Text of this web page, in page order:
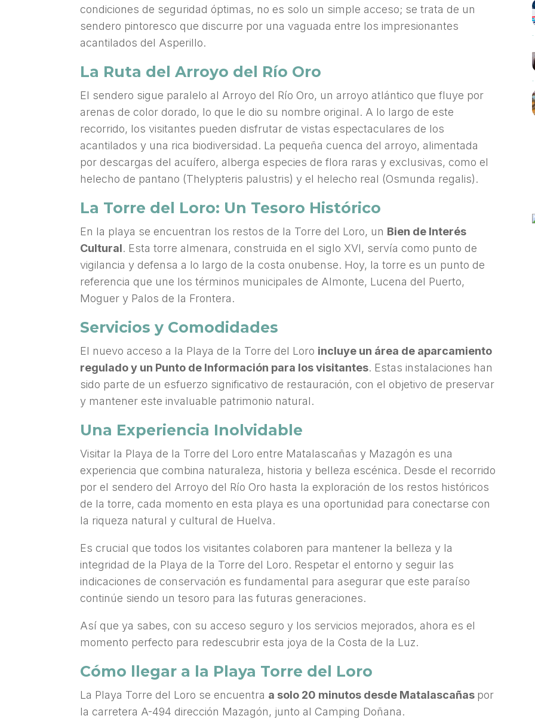
condiciones de seguridad óptimas, no es solo un simple acceso; se trata de un
sendero pintoresco que discurre por una vaguada entre los impresionantes
acantilados del Asperillo.
La Ruta del Arroyo del Río Oro
El sendero sigue paralelo al Arroyo del Río Oro, un arroyo atlántico que fluye por
arenas de color dorado, lo que le dio su nombre original. A lo largo de este
recorrido, los visitantes pueden disfrutar de vistas espectaculares de los
acantilados y una rica biodiversidad. La pequeña cuenca del arroyo, alimentada
por descargas del acuífero, alberga especies de flora raras y exclusivas, como el
helecho de pantano (Thelypteris palustris) y el helecho real (Osmunda regalis).
La Torre del Loro: Un Tesoro Histórico
En la playa se encuentran los restos de la Torre del Loro, un Bien de Interés
Cultural. Esta torre almenara, construida en el siglo XVI, servía como punto de
vigilancia y defensa a lo largo de la costa onubense. Hoy, la torre es un punto de
referencia que une los términos municipales de Almonte, Lucena del Puerto,
Moguer y Palos de la Frontera.
Servicios y Comodidades
El nuevo acceso a la Playa de la Torre del Loro incluye un área de aparcamiento
regulado y un Punto de Información para los visitantes. Estas instalaciones han
sido parte de un esfuerzo significativo de restauración, con el objetivo de preservar
y mantener este invaluable patrimonio natural.
Una Experiencia Inolvidable
Visitar la Playa de la Torre del Loro entre Matalascañas y Mazagón es una
experiencia que combina naturaleza, historia y belleza escénica. Desde el recorrido
por el sendero del Arroyo del Río Oro hasta la exploración de los restos históricos
de la torre, cada momento en esta playa es una oportunidad para conectarse con
la riqueza natural y cultural de Huelva.
Es crucial que todos los visitantes colaboren para mantener la belleza y la
integridad de la Playa de la Torre del Loro. Respetar el entorno y seguir las
indicaciones de conservación es fundamental para asegurar que este paraíso
continúe siendo un tesoro para las futuras generaciones.
Así que ya sabes, con su acceso seguro y los servicios mejorados, ahora es el
momento perfecto para redescubrir esta joya de la Costa de la Luz.
Cómo llegar a la Playa Torre del Loro
La Playa Torre del Loro se encuentra a solo 20 minutos desde Matalascañas por
la carretera A-494 dirección Mazagón, junto al Camping Doñana.